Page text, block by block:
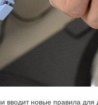
вводит новые правила для